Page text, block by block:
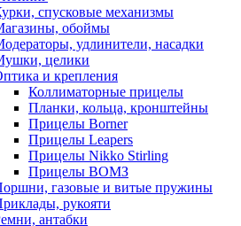
спусковые механизмы
обоймы
удлинители, насадки
целики
и крепления
Коллиматорные прицелы
Планки, кольца, кронштейны
Прицелы Borner
Прицелы Leapers
Прицелы Nikko Stirling
Прицелы ВОМЗ
газовые и витые пружины
рукояти
антабки